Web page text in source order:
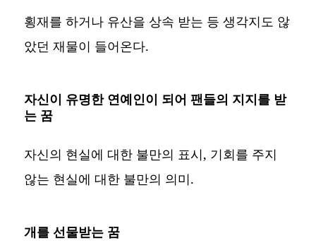
횡재를 하거나 유산을 상속 받는 등 생각지도 않
았던 재물이 들어온다.
자신이 유명한 연예인이 되어 팬들의 지지를 받
는 꿈
자신의 현실에 대한 불만의 표시, 기회를 주지
않는 현실에 대한 불만의 의미.
개를 선물받는 꿈